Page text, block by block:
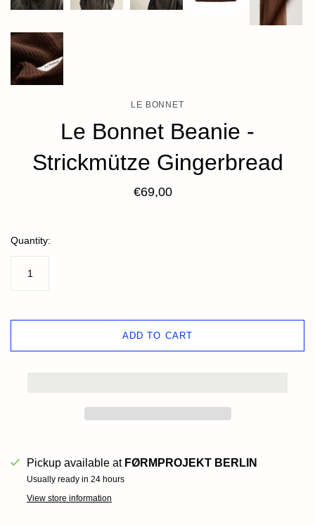
LE BONNET
Le Bonnet Beanie -
Strickmütze Gingerbread
€69,00
Quantity:
ADD TO CART
Pickup available at FØRMPROJEKT BERLIN
Usually ready in 24 hours
View store information